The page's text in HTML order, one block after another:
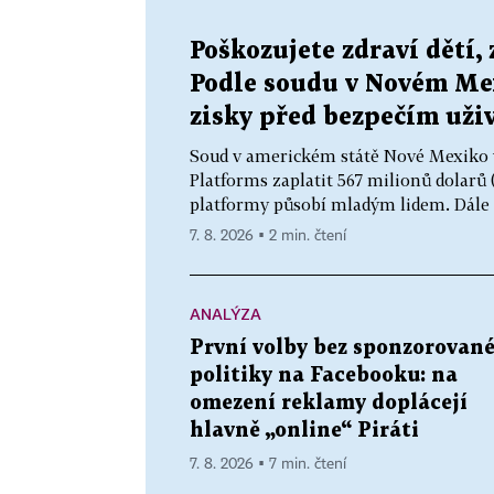
Poškozujete zdraví
Podle soudu v Novém
zisky před bezpečím
Soud v americkém státě Nové
Platforms zaplatit 567 milionů dolarů
platformy působí mladým lidem.
7. 8. 2026 ▪ 2 min. čtení
ANALÝZA
První volby bez sponzorované
politiky na Facebooku: na
omezení reklamy doplácejí
hlavně „online“ Piráti
7. 8. 2026 ▪ 7 min. čtení